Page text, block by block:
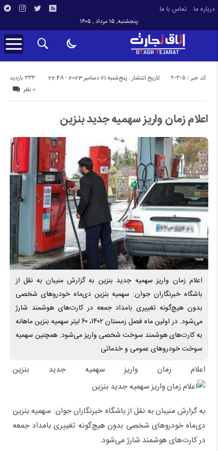
درباره ما تماس با ما
پنجشنبه, ۱۵ مرداد , ۱۴۰۵
تاریخ انتشار : پنج‌شنبه 21 دسامبر 2023 - 22:48 333 بازدید کد خبر : 20305
0 نظر
اعلام زمان واریز سهمیه جدید بنزین
اعلام زمان واریز سهمیه جدید بنزین به گزارش منیبان به نقل از
باشگاه خبرنگاران جوان: سهمیه بنزین دی‌ماه خودروهای شخصی
بدون هیچ‌گونه تغییری بامداد جمعه در کارت‌های هوشمند شارژ
می‌شود. در اولین ماه فصل زمستان ۱۴۰۲، ۶۰ لیتر سهمیه بنزین ماهانه
به کارت‌های هوشمند سوخت شخصی واریز می‌شود. همچنین سهمیه
سوخت خودروهای عمومی و خدماتی
اعلام زمان واریز سهمیه جدید بنزین
به گزارش منیبان به نقل از باشگاه خبرنگاران جوان: سهمیه بنزین
دی‌ماه خودروهای شخصی بدون هیچ‌گونه تغییری بامداد جمعه
در کارت‌های هوشمند شارژ می‌شود.